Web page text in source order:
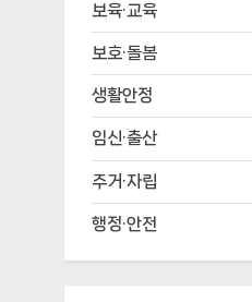
보육·교육
보호·돌봄
생활안정
임신·출산
주거·자립
행정·안전